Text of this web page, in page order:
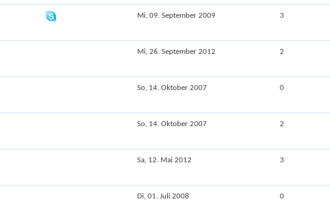
Mi, 09. September 2009 3
Mi, 26. September 2012 2
So, 14. Oktober 2007 0
So, 14. Oktober 2007 2
Sa, 12. Mai 2012 3
Di, 01. Juli 2008 0